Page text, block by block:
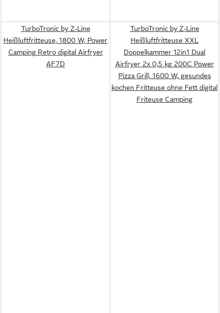
TurboTronic by Z-Line
Heißluftfritteuse, 1800 W, Power
Camping Retro digital Airfryer
AF7D
TurboTronic by Z-Line
Heißluftfritteuse XXL
Doppelkammer 12in1 Dual
Airfryer 2x 0,5 kg 200C Power
Pizza Grill, 1600 W, gesundes
kochen Fritteuse ohne Fett digital
Friteuse Camping